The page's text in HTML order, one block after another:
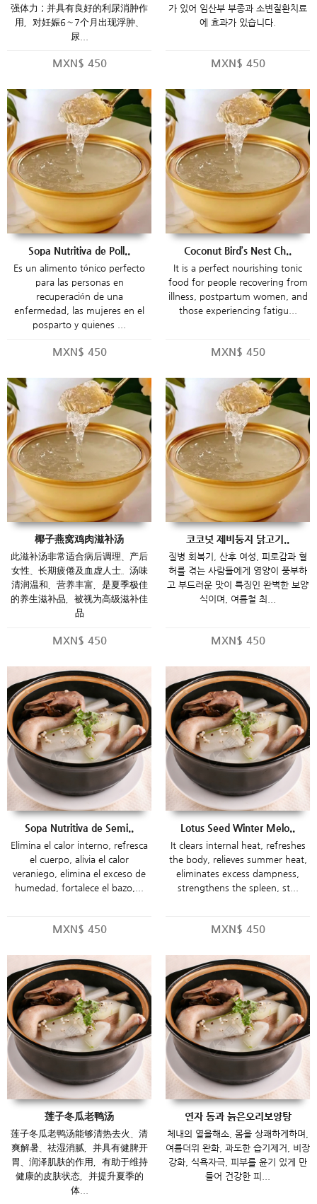
强体力；并具有良好的利尿消肿作
用，对妊娠6～7个月出现浮肿、
尿...
MXN$ 450
가 있어 임산부 부종과 소변질환치료
에 효과가 있습니다.
MXN$ 450
Sopa Nutritiva de Poll..
Es un alimento tónico perfecto
para las personas en
recuperación de una
enfermedad, las mujeres en el
posparto y quienes ...
MXN$ 450
Coconut Bird’s Nest Ch..
It is a perfect nourishing tonic
food for people recovering from
illness, postpartum women, and
those experiencing fatigu...
MXN$ 450
椰子燕窝鸡肉滋补汤
此滋补汤非常适合病后调理、产后
女性、长期疲倦及血虚人士。汤味
清润温和，营养丰富，是夏季极佳
的养生滋补品，被视为高级滋补佳
品
MXN$ 450
코코넛 제비둥지 닭고기..
질병 회복기, 산후 여성, 피로감과 혈
허를 겪는 사람들에게 영양이 풍부하
고 부드러운 맛이 특징인 완벽한 보양
식이며, 여름철 최...
MXN$ 450
Sopa Nutritiva de Semi..
Elimina el calor interno, refresca
el cuerpo, alivia el calor
veraniego, elimina el exceso de
humedad, fortalece el bazo,...
MXN$ 450
Lotus Seed Winter Melo..
It clears internal heat, refreshes
the body, relieves summer heat,
eliminates excess dampness,
strengthens the spleen, st...
MXN$ 450
莲子冬瓜老鸭汤
莲子冬瓜老鸭汤能够清热去火、清
爽解暑、祛湿消腻，并具有健脾开
胃、润泽肌肤的作用，有助于维持
健康的皮肤状态，并提升夏季的
体...
연자 동과 늙은오리보양탕
체내의 열을해소, 몸을 상쾌하게하며,
여름더위 완화, 과도한 습기제거, 비장
강화, 식욕자극, 피부를 윤기 있게 만
들어 건강한 피...